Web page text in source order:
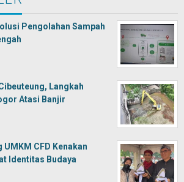
Pengolahan Sampah
Langkah
Atasi Banjir
CFD Kenakan
Identitas Budaya